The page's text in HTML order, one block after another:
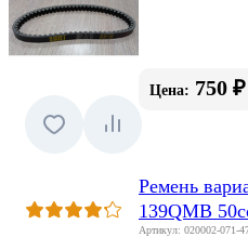
Цена: 750 ₽
Ремень
139QMB
Артикул: 020002-071-